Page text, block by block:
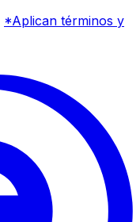
*Aplican términos y